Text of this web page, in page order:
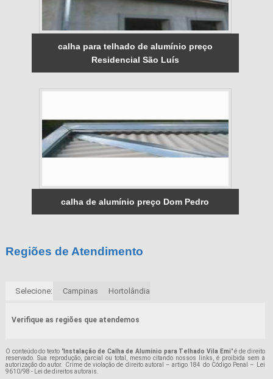
calha para telhado de alumínio preço
Residencial São Luís
calha de alumínio preço Dom Pedro
Regiões de Atendimento
Selecione: Campinas Hortolândia
Verifique as regiões que atendemos
O conteúdo do texto "Instalação de Calha de Alumínio para Telhado Vila Emi" é de direito
reservado. Sua reprodução, parcial ou total, mesmo citando nossos links, é proibida sem a
autorização do autor. Crime de violação de direito autoral – artigo 184 do Código Penal –
Lei
9610/98 - Lei de direitos autorais